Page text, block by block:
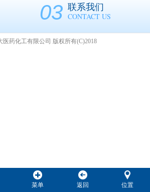
03 联系我们
CONTACT US
医药化工有限公司 版权所有(C)2018
菜单 返回 位置